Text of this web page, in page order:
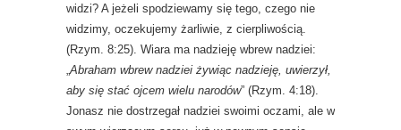
widzi? A jeżeli spodziewamy się tego, czego nie
widzimy, oczekujemy żarliwie, z cierpliwością.
(Rzym. 8:25). Wiara ma nadzieję wbrew nadziei:
Abraham wbrew nadziei żywiąc nadzieję, uwierzył,
aby się stać ojcem wielu narodów” (Rzym. 4:18).
Jonasz nie dostrzegał nadziei swoimi oczami, ale w